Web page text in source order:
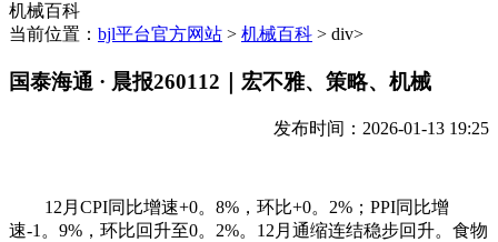
机械百科
当前位置： bjl平台官方网站 > 机械百科 > div>
国泰海通 · 晨报260112｜宏不雅、策略、机械
发布时间：2026-01-13 19:25
12月CPI同比增速+0。8%，环比+0。2%；PPI同比增
速-1。9%，环比回升至0。2%。12月通缩连结稳步回升。食物